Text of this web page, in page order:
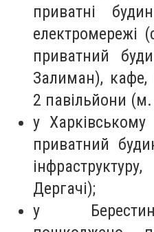
приватні
електромережі
приватний
Залиман), кафе,
2 павільйони (м.
у
приватний
Дергачі);
у